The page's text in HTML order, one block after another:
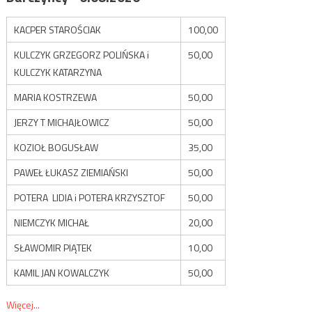
KACPER STAROŚCIAK
100,00
KULCZYK GRZEGORZ POLIŃSKA i
KULCZYK KATARZYNA
50,00
MARIA KOSTRZEWA
50,00
JERZY T MICHAJŁOWICZ
50,00
KOZIOŁ BOGUSŁAW
35,00
PAWEŁ ŁUKASZ ZIEMIAŃSKI
50,00
POTERA LIDIA i POTERA KRZYSZTOF
50,00
NIEMCZYK MICHAŁ
20,00
SŁAWOMIR PIĄTEK
10,00
KAMIL JAN KOWALCZYK
50,00
Więcej...